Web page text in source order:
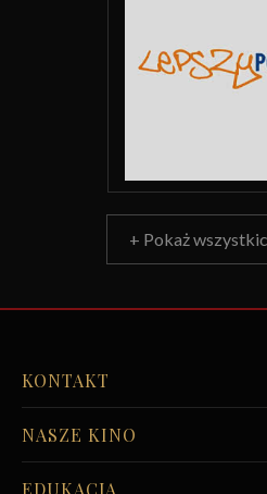
+ Pokaż
KONTAKT
NASZE KINO
EDUKACJA